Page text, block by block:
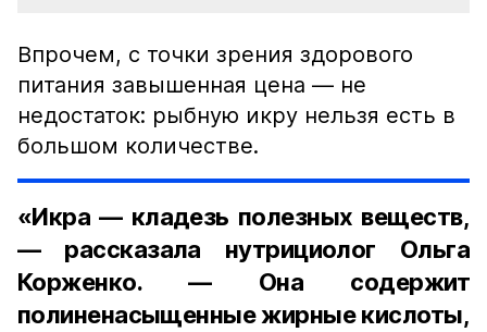
Впрочем, с точки зрения здорового
питания завышенная цена — не
недостаток: рыбную икру нельзя есть в
большом количестве.
«Икра — кладезь полезных веществ,
— рассказала нутрициолог Ольга
Корженко. — Она содержит
полиненасыщенные жирные кислоты,